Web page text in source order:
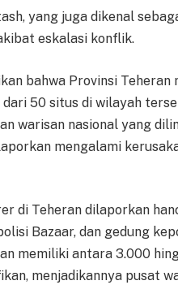
yang juga dikenal
eskalasi konflik.
bahwa Provinsi Teheran
50 situs di wilayah
warisan nasional yang
mengalami
di Teheran dilaporkan
Bazaar, dan gedung
memiliki antara 3.000
menjadikannya pusat